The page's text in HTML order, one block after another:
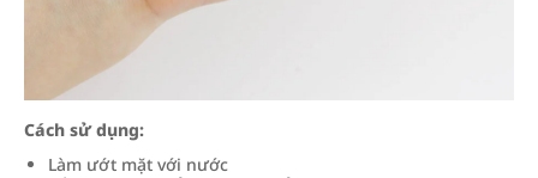
Cách sử dụng:
Làm ướt mặt với nước